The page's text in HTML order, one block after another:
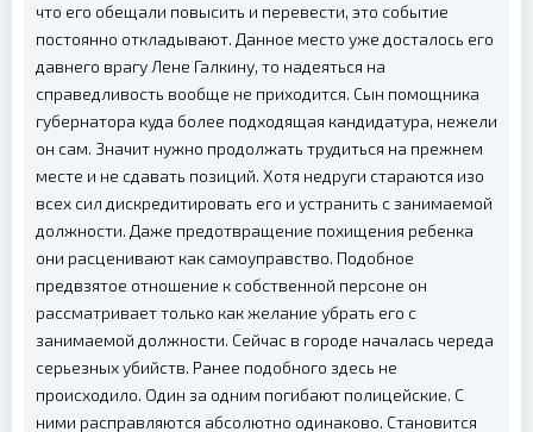
что его обещали повысить и перевести, это событие
постоянно откладывают. Данное место уже досталось его
давнего врагу Лене Галкину, то надеяться на
справедливость вообще не приходится. Сын помощника
губернатора куда более подходящая кандидатура, нежели
он сам. Значит нужно продолжать трудиться на прежнем
месте и не сдавать позиций. Хотя недруги стараются изо
всех сил дискредитировать его и устранить с занимаемой
должности. Даже предотвращение похищения ребенка
они расценивают как самоуправство. Подобное
предвзятое отношение к собственной персоне он
рассматривает только как желание убрать его с
занимаемой должности. Сейчас в городе началась череда
серьезных убийств. Ранее подобного здесь не
происходило. Один за одним погибают полицейские. С
ними расправляются абсолютно одинаково. Становится